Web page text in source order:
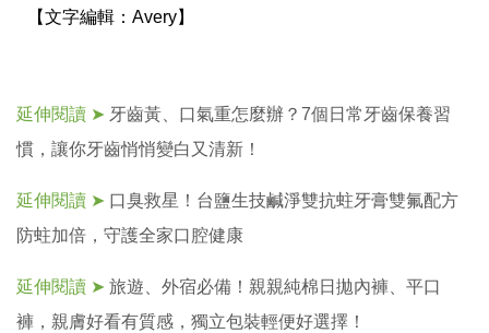
【文字編輯： Avery】
延伸閱讀 ➤ 牙齒黃、口氣重怎麼辦？7個日常牙齒保養習
慣，讓你牙齒悄悄變白又清新！
延伸閱讀 ➤ 口臭救星！台鹽生技鹹淨雙抗蛀牙膏雙氟配方
防蛀加倍，守護全家口腔健康
延伸閱讀 ➤ 旅遊、外宿必備！親親純棉日拋內褲、平口
褲，親膚好看有質感，獨立包裝輕便好選擇！